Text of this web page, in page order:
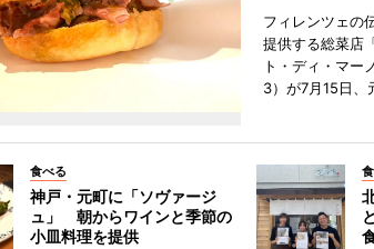
フィレンツェの
提供する総菜店
ト・ディ・マー
3）が7月15日、
食べる
神戸・元町に「ソヴァージ
ュ」 朝からワインと季節の
小皿料理を提供